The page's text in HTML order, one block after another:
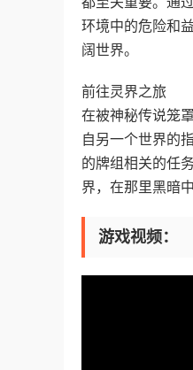
环境中的危险和
阔世界。
前往灵界之旅
在被神秘传说笼
自另一个世界的
的牌组相关的任
界，在那里黑暗
游戏视频：